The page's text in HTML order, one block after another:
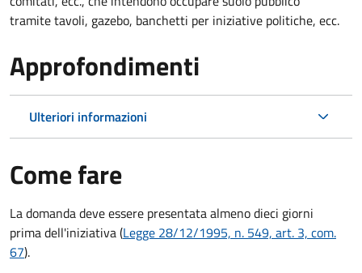
tramite tavoli, gazebo, banchetti per iniziative politiche, ecc.
Approfondimenti
Ulteriori informazioni
Come fare
La domanda deve essere presentataalmeno dieci giorni
primadell'iniziativa (Legge 28/12/1995, n. 549, art. 3, com.
67).